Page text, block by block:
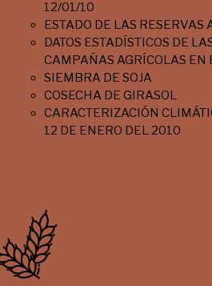
12/01/10
ESTADO DE LAS
DATOS ESTADÍSTICOS DE
CAMPAÑAS AGRÍCOLAS EN
SIEMBRA DE SOJA
COSECHA DE GIRASOL
CARACTERIZACIÓN
12 DE ENERO DEL 2010